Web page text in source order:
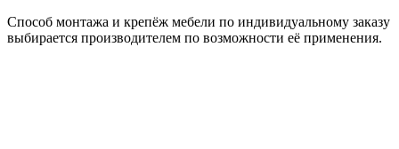
Способ монтажа и крепёж мебели по индивидуальному заказу
выбирается производителем по возможности её применения.